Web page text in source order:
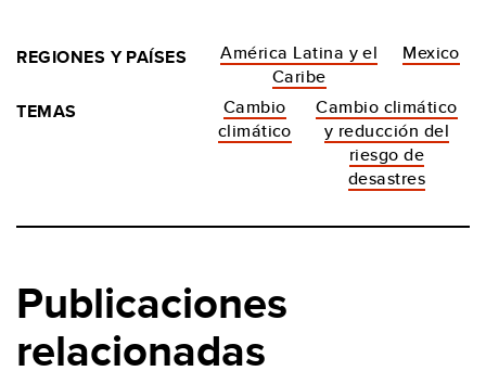
REGIONES Y PAÍSES
América Latina y el
Caribe
Mexico
TEMAS
Cambio
climático
Cambio climático
y reducción del
riesgo de
desastres
Publicaciones
relacionadas